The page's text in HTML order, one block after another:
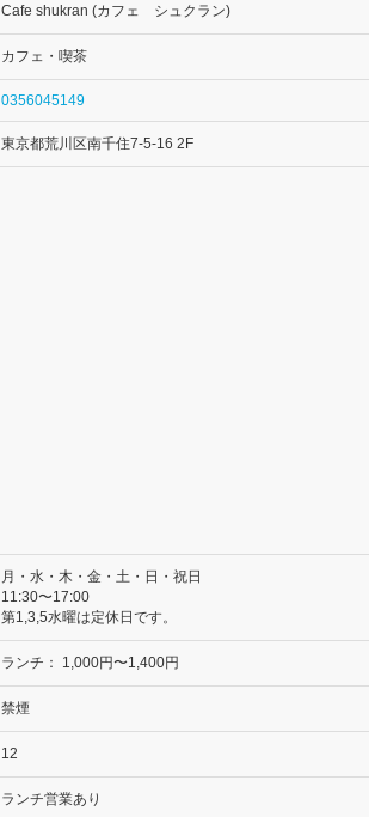
Cafe shukran (カフェ シュクラン)
カフェ・喫茶
0356045149
東京都荒川区南千住7-5-16 2F
月・水・木・金・土・日・祝日
11:30〜17:00
第1,3,5水曜は定休日です。
ランチ： 1,000円〜1,400円
禁煙
12
ランチ営業あり